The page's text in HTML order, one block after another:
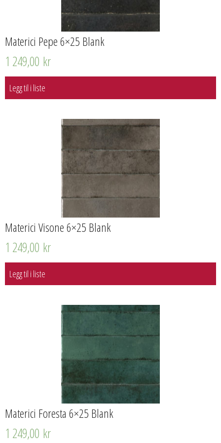
Materici Pepe 6×25 Blank
1 249,00 kr
Legg til i liste
Materici Visone 6×25 Blank
1 249,00 kr
Legg til i liste
Materici Foresta 6×25 Blank
1 249,00 kr